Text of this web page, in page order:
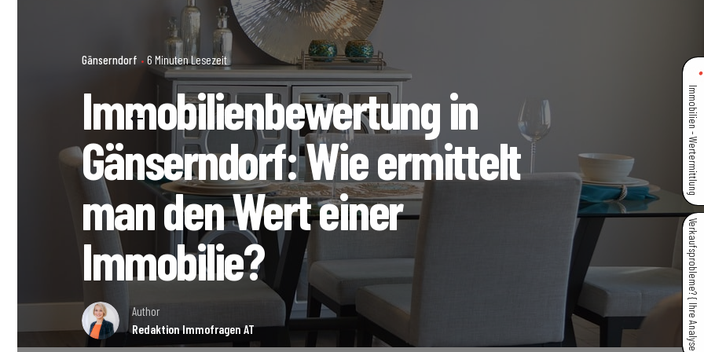
Gänserndorf 6 Minuten Lesezeit
Immobilienbewertung in
Gänserndorf: Wie ermittelt
man den Wert einer
Immobilie?
Author
Redaktion Immofragen AT
Immobilien - Wertermittlung
Verkaufsprobleme? { Ihre Analyse }